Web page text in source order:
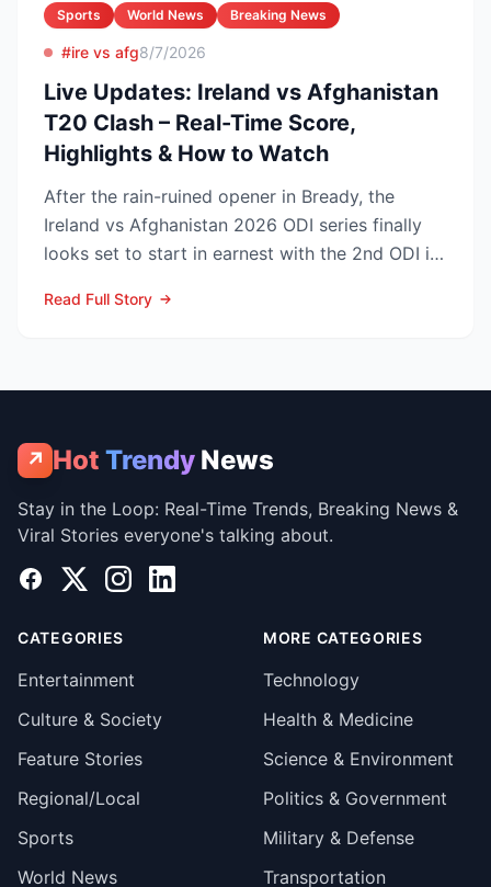
Sports World News Breaking News
#ire vs afg8/7/2026
Live Updates: Ireland vs Afghanistan
T20 Clash – Real-Time Score,
Highlights & How to Watch
After the rain-ruined opener in Bready, the
Ireland vs Afghanistan 2026 ODI series finally
looks set to start in earnest with the 2nd ODI in
Read Full Story
↗ Hot Trendy News
Stay in the Loop: Real-Time Trends, Breaking News &
Viral Stories everyone's talking about.
Facebook
X InstagramLinkedIn
CATEGORIES
Entertainment
Culture & Society
Feature Stories
Regional/Local
Sports
World News
MORE CATEGORIES
Technology
Health & Medicine
Science & Environment
Politics & Government
Military & Defense
Transportation